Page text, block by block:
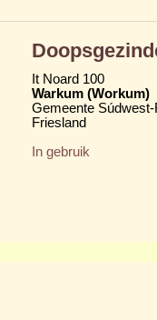
It Noard 100
Warkum (Workum)
Gemeente
Friesland
In gebruik